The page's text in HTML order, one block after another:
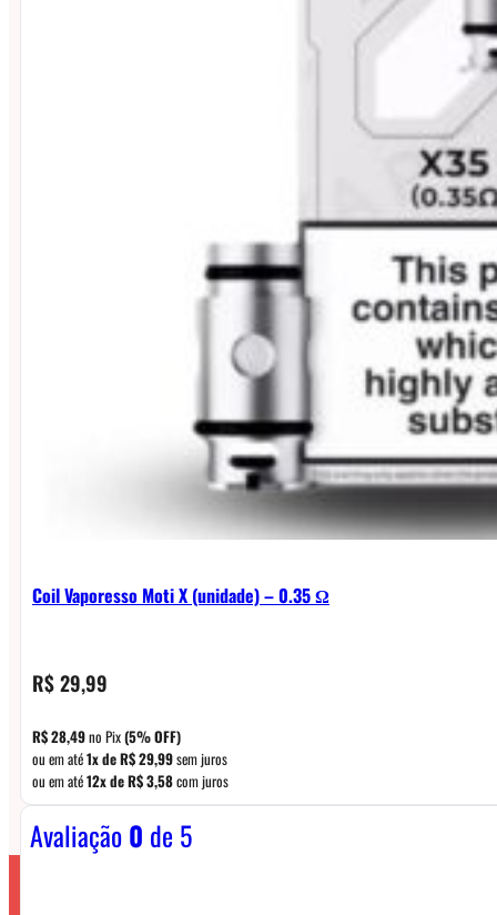
Coil Vaporesso Moti X (unidade) – 0.35 Ω
R$29,99
R$28,49no Pix(5% OFF)
ou em até1x deR$29,99sem juros
ou em até12x deR$3,58com juros
Avaliação0 de 5